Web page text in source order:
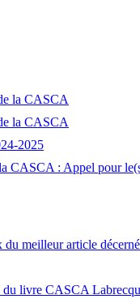
la CASCA
la CASCA
2025
CASCA : Appel pour
meilleur article
livre CASCA